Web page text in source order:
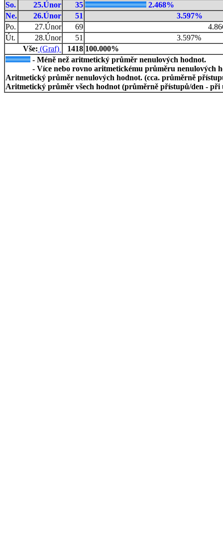
So.
25.Únor 35
2.468%
Ne.
26.Únor 51
3.597%
Po.
27.Únor 69
Út.
28.Únor 51
3.597%
Vše: (Graf) 1418 100.000%
- Méně než aritmetický průměr nenulových hodnot.
- Více nebo rovno aritmetickému průměru nenulových
Aritmetický průměr nenulových hodnot. (cca. průměrně
Aritmetický průměr všech hodnot (průměrně přístupů/den - při